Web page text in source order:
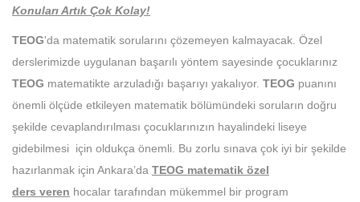
Konuları Artık Çok Kolay!
TEOG'da matematik sorularını çözemeyen kalmayacak. Özel
derslerimizde uygulanan başarılı yöntem sayesinde çocuklarınız
TEOG matematikte arzuladığı başarıyı yakalıyor. TEOG puanını
önemli ölçüde etkileyen matematik bölümündeki soruların doğru
şekilde cevaplandırılması çocuklarınızın hayalindeki liseye
gidebilmesi için oldukça önemli. Bu zorlu sınava çok iyi bir şekilde
hazırlanmak için Ankara’da TEOG matematik özel
ders veren hocalar tarafından mükemmel bir program